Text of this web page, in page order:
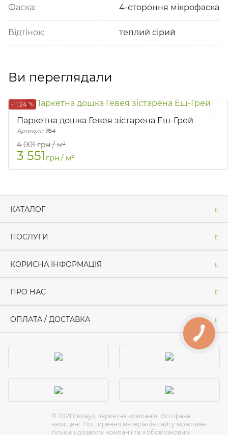
Фаска: 4-стороння мікрофаска
Відтінок: теплий сірий
Ви переглядали
-11.24 %
Паркетна дошка Гевея зістарена Еш-Грей
Артикул:: 764
4 001 грн / м²
3 551 грн / м²
КАТАЛОГ
ПОСЛУГИ
КОРИСНА ІНФОРМАЦІЯ
ПРО НАС
ОПЛАТА / ДОСТАВКА
© 2021 Ековуд паркетна компанія. Всі права
захищені. Поширення матеріалів сайту можливе
тільки з дозволу компанії та з обов'язковим
КНОПКА
ЗВ'ЯЗКУ